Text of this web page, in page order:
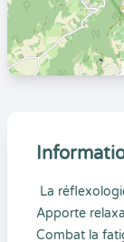
La
Apporte
Combat la